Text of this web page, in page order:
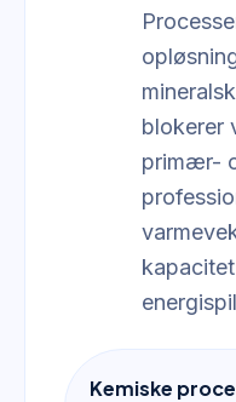
blokerer
primær-
Kemiske